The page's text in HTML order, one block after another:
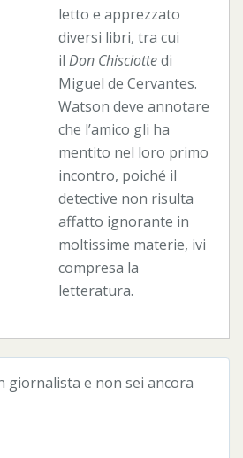
letto e apprezzato
diversi libri, tra cui
il Don Chisciottedi
Miguel de Cervantes.
Watson deve annotare
che l’amico gli ha
mentito nel loro primo
incontro, poiché il
detective non risulta
affatto ignorante in
moltissime materie, ivi
compresa la
letteratura.
giornalista e non sei ancora